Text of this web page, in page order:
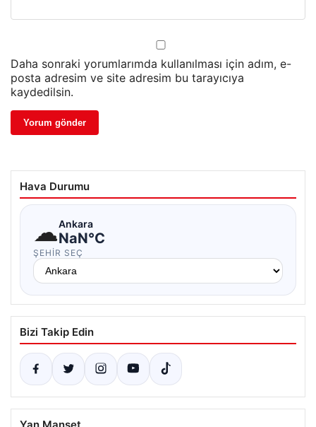
Daha sonraki yorumlarımda kullanılması için adım, e-
posta adresim ve site adresim bu tarayıcıya
kaydedilsin.
Hava Durumu
☁Ankara
NaN°C
ŞEHIR SEÇ
Bizi Takip Edin